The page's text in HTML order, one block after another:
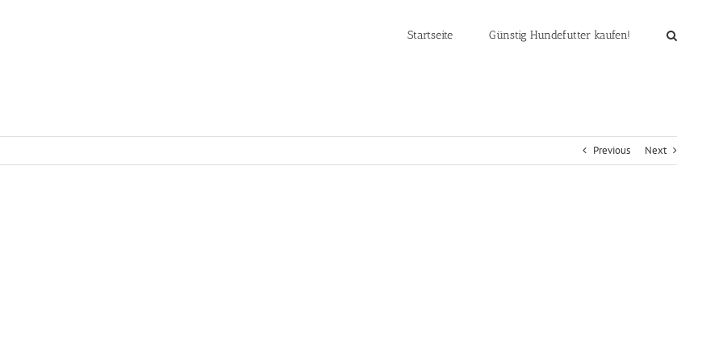
Startseite Günstig Hundefutter kaufen!
Previous Next